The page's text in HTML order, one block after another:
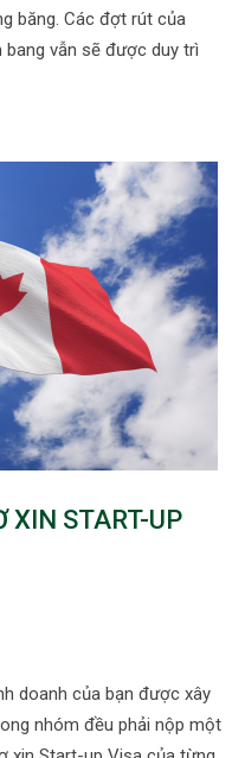
băng. Các đợt rút của
bang vẫn sẽ được duy trì
XIN START-UP
doanh của bạn được xây
nhóm đều phải nộp một